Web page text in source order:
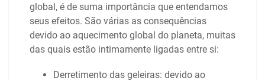
global, é de suma importância que entendamos
seus efeitos. São várias as consequências
devido ao aquecimento global do planeta, muitas
das quais estão intimamente ligadas entre si:
Derretimento das geleiras: devido ao